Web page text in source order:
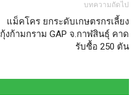
บทความถัดไป
แม็คโคร ยกระดับเกษตรกรเลี้ยง
กุ้งก้ามกราม GAP จ.กาฬสินธุ์ คาด
รับซื้อ 250 ตัน